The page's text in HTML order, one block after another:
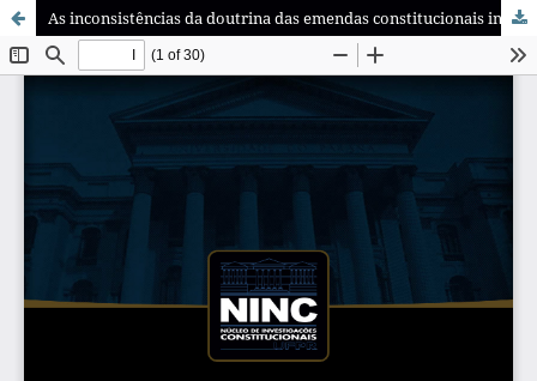
As inconsistências da doutrina das emendas constitucionais inconstitucionais